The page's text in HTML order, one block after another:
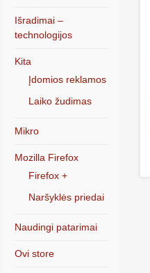
Išradimai –
technologijos
Kita
Įdomios reklamos
Laiko žudimas
Mikro
Mozilla Firefox
Firefox +
Naršyklės priedai
Naudingi patarimai
Ovi store